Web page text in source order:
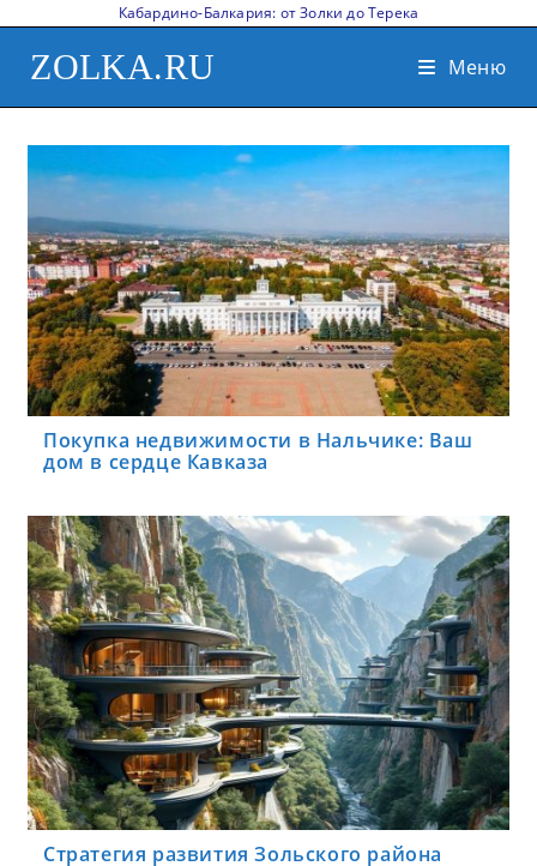
Кабардино-Балкария: от Золки до Терека
ZOLKA.RU Меню
Покупка недвижимости в Нальчике: Ваш
дом в сердце Кавказа
Стратегия развития Зольского района